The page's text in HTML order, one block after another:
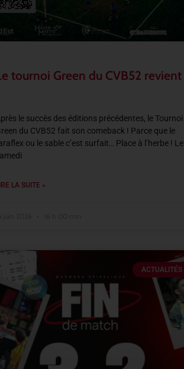
tournoi Green du CVB52 revient
le succès des éditions précédentes, le Tournoi
du CVB52 fait son comeback ! Parce que le
ou le sable c’est surfait… Place à l’herbe ! Le
LA SUITE »
ACTUALITÉS